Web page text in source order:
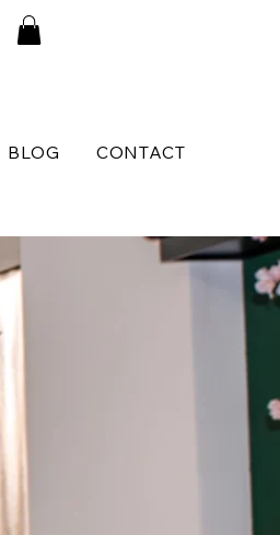
BLOG CONTACT